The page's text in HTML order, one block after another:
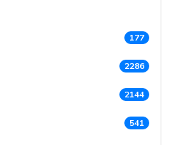
177
2286
2144
541